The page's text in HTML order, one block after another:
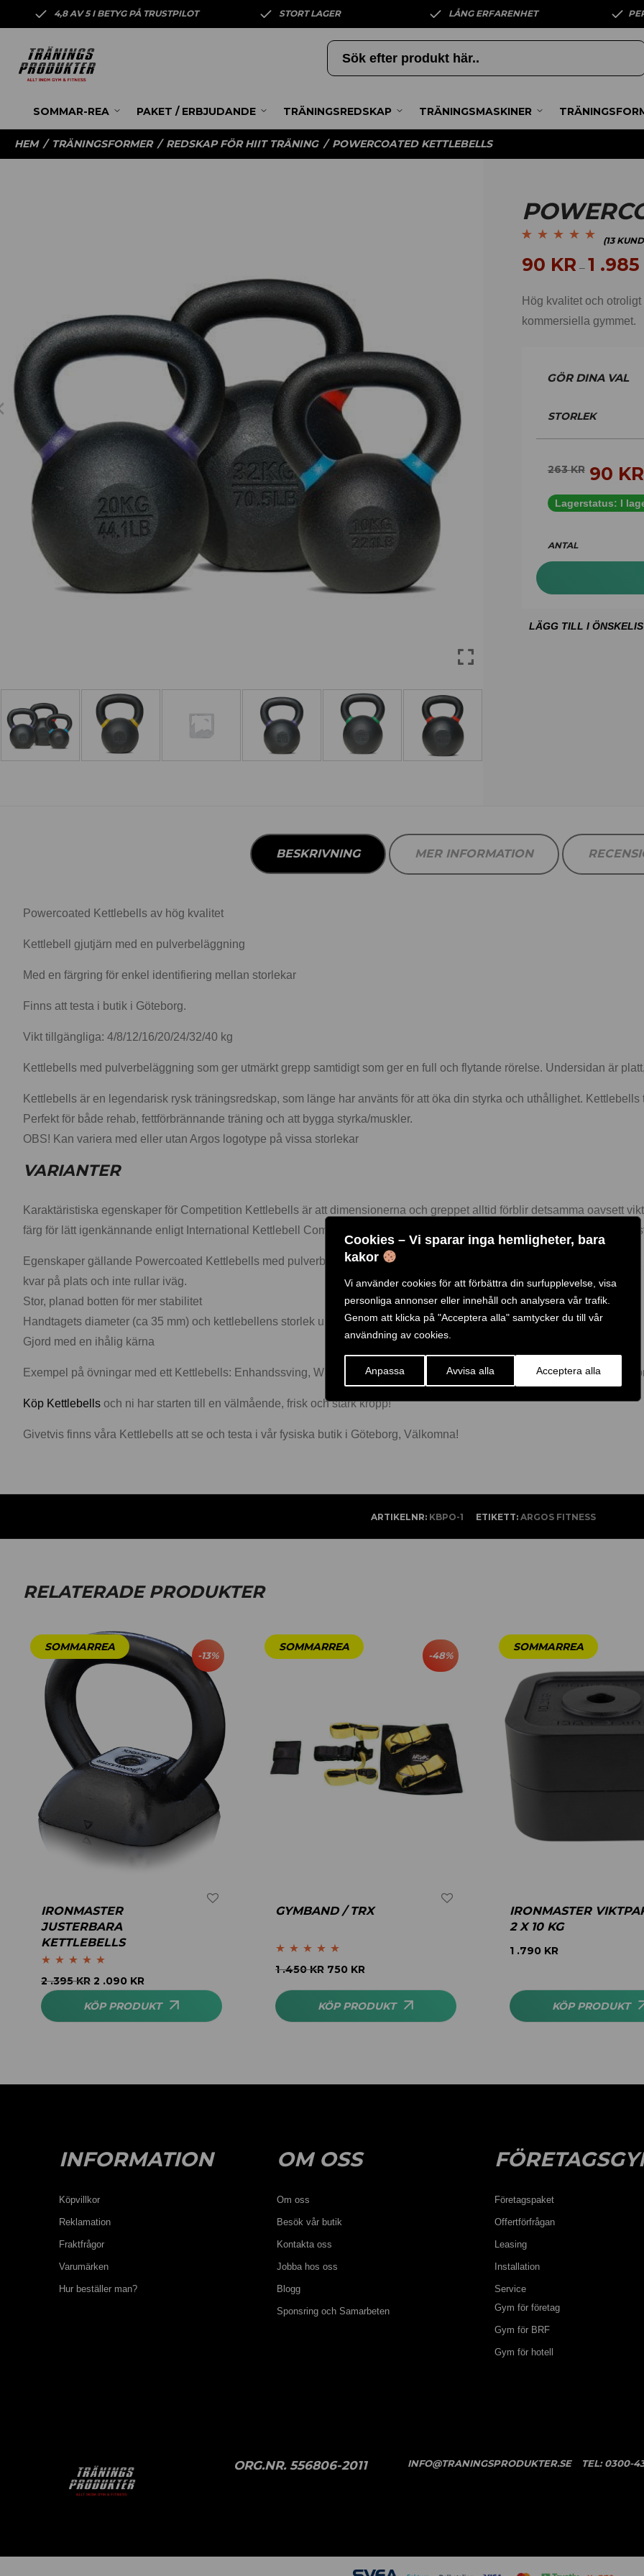
Cookies – Vi sparar inga hemligheter, bara
kakor
Vi använder cookies för att förbättra din surfupplevelse, visa
personliga annonser eller innehåll och analysera vår trafik.
Genom att klicka på "Acceptera alla" samtycker du till vår
användning av cookies.
Anpassa Avvisa alla Acceptera alla
4,8 AV 5 I BETYG PÅ TRUSTPILOT STORT LAGER LÅNG ERFARENHET
SOMMAR-REA PAKET / ERBJUDANDE TRÄNINGSREDSKAP TRÄNINGSMASKINER
HEM / TRÄNINGSFORMER / REDSKAP FÖR HIIT TRÄNING / POWERCOATED KETTLEBELLS
5 baserat på
(13
90 KR – 1 .985
Hög kvalitet och
kommersiella gymmet.
STORLEK
263KR 90 KR
Lagerstatus: I
ANTAL
BESKRIVNING MER INFORMATION
Powercoated Kettlebells av hög kvalitet
Kettlebell gjutjärn med en pulverbeläggning
Med en färgring för enkel identifiering mellan storlekar
Finns att testa i butik i Göteborg.
Vikt tillgängliga: 4/8/12/16/20/24/32/40 kg
Kettlebells med pulverbeläggning som ger utmärkt grepp samtidigt som ger en full och flytande rörelse. Undersidan är
Kettlebells är en legendarisk rysk träningsredskap, som länge har använts för att öka din styrka och uthållighet.
Perfekt för både rehab, fettförbrännande träning och att bygga styrka/muskler.
OBS! Kan variera med eller utan Argos logotype på vissa storlekar
VARIANTER
Karaktäristiska egenskaper för Competition Kettlebells är att dimensionerna och greppet alltid förblir detsamma oavsett
färg för lätt igenkännande enligt International Kettlebell Competition Sports Guidelines. Kettlebells handtag är alltid av
Egenskaper gällande Powercoated Kettlebells med pulverbeläggning som ger utmärkt grepp samtidigt som ger en full
kvar på plats och inte rullar iväg.
Stor, planad botten för mer stabilitet
Handtagets diameter (ca 35 mm) och kettlebellens storlek uppfyller tävlingsstandarderna
Gjord med en ihålig kärna
Exempel på övningar med ett Kettlebells: Enhandssving, Windmill, Clean and Press, Rack and lunges, bicepscurl,
Köp Kettlebells och ni har starten till en välmående, frisk och stark kropp!
Givetvis finns våra Kettlebells att se och testa i vår fysiska butik i Göteborg, Välkomna!
ARTIKELNR: KBPO-1 ETIKETT: ARGOS FITNESS
RELATERADE PRODUKTER
-13%
IRONMASTER
JUSTERBARA
KETTLEBELLS
Betygsatt5.00
av 5
2 .395KR 2 .090 KR
KÖP PRODUKT
-48%
GYMBAND / TRX
Betygsatt5.00
1 .450KR 750 KR
KÖP PRODUKT
IRONMASTER
2 X 10 KG
1 .790 KR
KÖP PRODUKT
INFORMATION
Köpvillkor
Reklamation
Fraktfrågor
Varumärken
Hur beställer man?
OM OSS
Om oss
Besök vår butik
Kontakta oss
Jobba hos oss
Blogg
Sponsring och Samarbeten
Företagspaket
Offertförfrågan
Leasing
Installation
Service
Gym för företag
Gym för BRF
Gym för hotell
ORG.NR. 556806-2011 INFO@TRANINGSPRODUKTER.SE TEL:0300-